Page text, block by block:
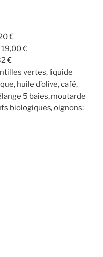
€
€
€
vertes, liquide
huile d’olive, café,
5 baies, moutarde
biologiques, oignons: